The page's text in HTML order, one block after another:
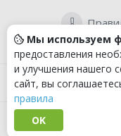
Мы используем
предоставления
и улучшения нашего
сайт, вы
правила
OK